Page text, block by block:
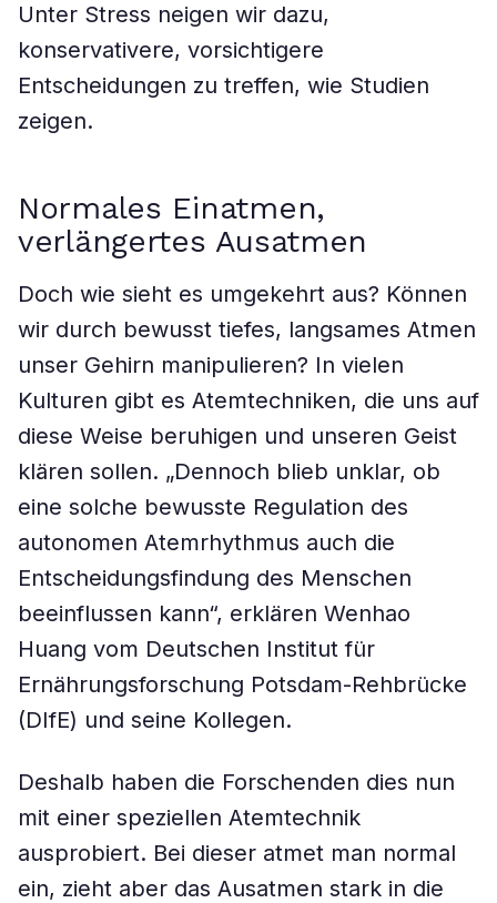
Unter Stress neigen wir dazu,
konservativere, vorsichtigere
Entscheidungen zu treffen, wie Studien
zeigen.
Normales Einatmen,
verlängertes Ausatmen
Doch wie sieht es umgekehrt aus? Können
wir durch bewusst tiefes, langsames Atmen
unser Gehirn manipulieren? In vielen
Kulturen gibt es Atemtechniken, die uns auf
diese Weise beruhigen und unseren Geist
klären sollen. „Dennoch blieb unklar, ob
eine solche bewusste Regulation des
autonomen Atemrhythmus auch die
Entscheidungsfindung des Menschen
beeinflussen kann“, erklären Wenhao
Huang vom Deutschen Institut für
Ernährungsforschung Potsdam-Rehbrücke
(DIfE) und seine Kollegen.
Deshalb haben die Forschenden dies nun
mit einer speziellen Atemtechnik
ausprobiert. Bei dieser atmet man normal
ein, zieht aber das Ausatmen stark in die